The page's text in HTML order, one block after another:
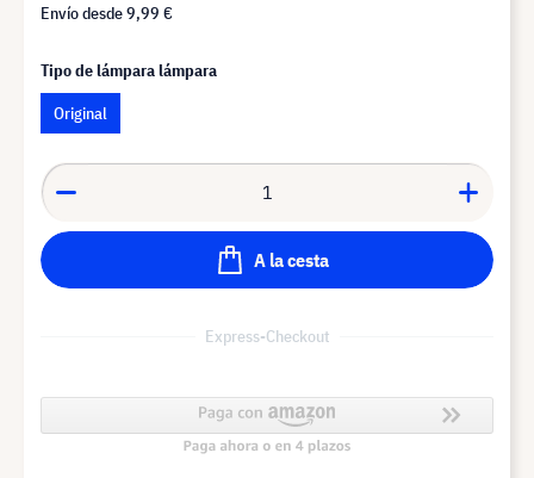
Envío desde9,99 €
Tipo de lámpara lámpara
Original
A la cesta
Express-Checkout